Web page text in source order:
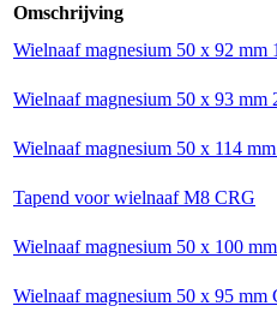
Omschrijving
Wielnaaf magnesium 50 x 92 mm
Wielnaaf magnesium 50 x 93 mm
Wielnaaf magnesium 50 x 114
Tapend voor wielnaaf M8 CRG
Wielnaaf magnesium 50 x 100
Wielnaaf magnesium 50 x 95 mm